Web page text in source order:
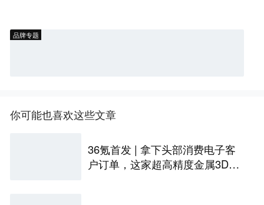
品牌专题
你可能也喜欢这些文章
36氪首发 | 拿下头部消费电子客
户订单，这家超高精度金属3D打